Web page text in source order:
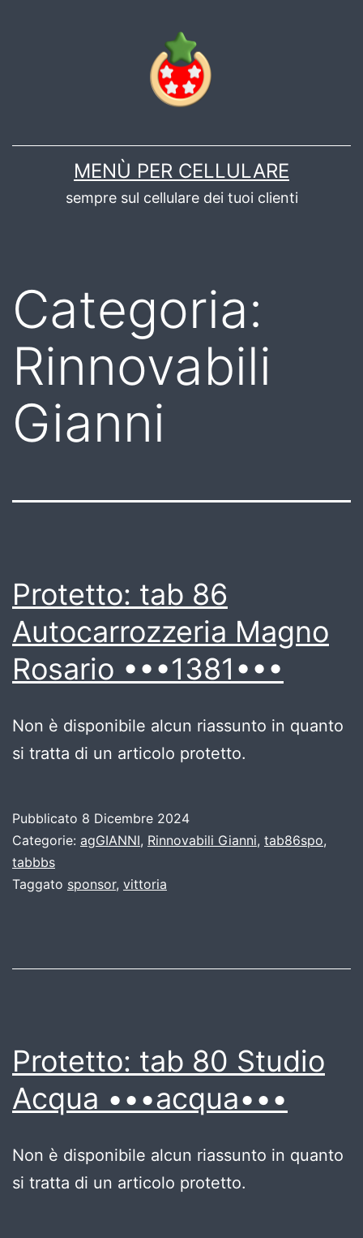
MENÙ PER CELLULARE
sempre sul cellulare dei tuoi clienti
Categoria:
Rinnovabili
Gianni
Protetto: tab 86
Autocarrozzeria Magno
Rosario •••1381•••
Non è disponibile alcun riassunto in quanto
si tratta di un articolo protetto.
Pubblicato 8 Dicembre 2024
Categorie: agGIANNI, Rinnovabili Gianni, tab86spo,
tabbbs
Taggato sponsor, vittoria
Protetto: tab 80 Studio
Acqua •••acqua•••
Non è disponibile alcun riassunto in quanto
si tratta di un articolo protetto.